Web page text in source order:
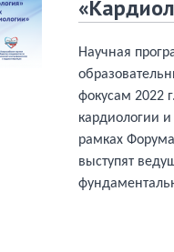
Научная
фокусам 2022
кардиологии
рамках
выступят